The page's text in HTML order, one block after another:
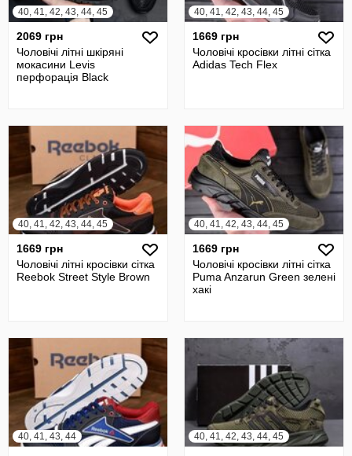
40, 41, 42, 43, 44, 45
2069 грн
Чоловічі літні шкіряні
мокасини Levis
перфорація Black
40, 41, 42, 43, 44, 45
1669 грн
Чоловічі кросівки літні сітка
Adidas Tech Flex
40, 41, 42, 43, 44, 45
1669 грн
Чоловічі літні кросівки сітка
Reebok Street Style Brown
40, 41, 42, 43, 44, 45
1669 грн
Чоловічі кросівки літні сітка
Puma Anzarun Green зелені
хакі
40, 41, 43, 44 40, 41, 42, 43, 44, 45